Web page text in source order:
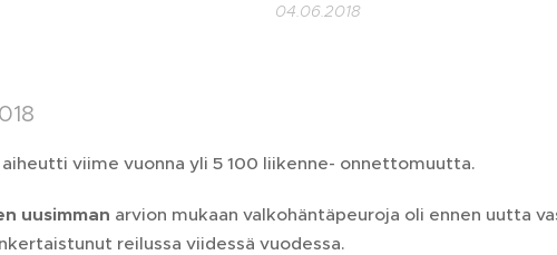
04.06.2018
viime vuonna yli 5 100 liikenne- onnettomuutta.
uusimman arvion mukaan valkohäntäpeuroja oli ennen uutta
reilussa viidessä vuodessa.